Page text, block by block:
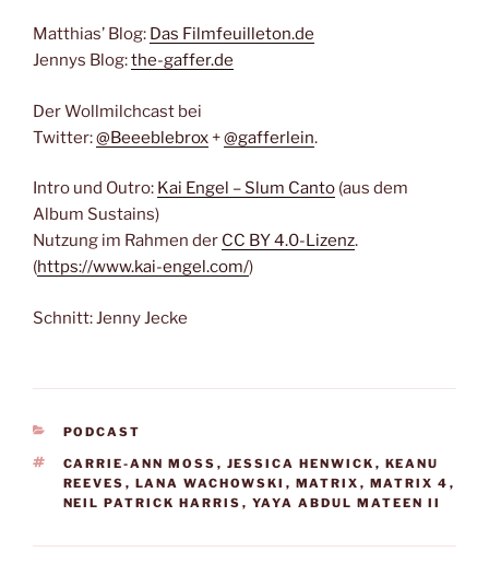
Matthias’ Blog: Das Filmfeuilleton.de
Jennys Blog:the-gaffer.de
Der Wollmilchcast bei
Twitter:@Beeeblebrox +@gafferlein.
Intro und Outro: Kai Engel – Slum Canto (aus dem
Album Sustains)
Nutzung im Rahmen der CC BY 4.0-Lizenz.
(https://www.kai-engel.com/)
Schnitt: Jenny Jecke
KATEGORIEN
PODCAST
SCHLAGWÖRTER
CARRIE-ANN MOSS , JESSICA HENWICK , KEANU
REEVES , LANA WACHOWSKI , MATRIX , MATRIX 4 ,
NEIL PATRICK HARRIS , YAYA ABDUL MATEEN II